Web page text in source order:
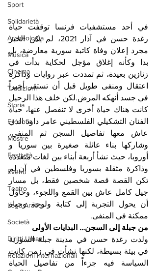
Sport
Solidarietà
Archeologia
Musica
Cinema
Tradizioni
Storia
Filosofia
Mostre
Festività
Eventi
Teatro
Lega Araba
Società
Diritti Umani
Relazioni Internazionali
رغدة حسن في آذار 2021، لم يكن الخبر
مجرد إعلان وفاة كاتبة سورية معارضة، بل
زنازين بعيدة، ثم تمددت عبر روايات وذاكرة
اعتقال ومنفى طويل قبل أن تستقر أخيراً
كانت هناك حياة أخرى لا تنفصل عنها، حياة
الفنان التشكيلي الفلسطيني عامر داود الذي
أوروبا، حيث نشأ أربعة أبناء بين لغات متعددة
وذاكرة مثقلة بسوريا وفلسطين في آن.لم
أن يحول التجربة إلى كتابة ولوحة وحياة
ممكنة في المنفى.
من جبلة إلى السجن… البدايات الأولى
ولدت رغدة حسن في مدينة جبلة السورية
في بيئة بسيطة، لكنها نشأت في زمن كانت